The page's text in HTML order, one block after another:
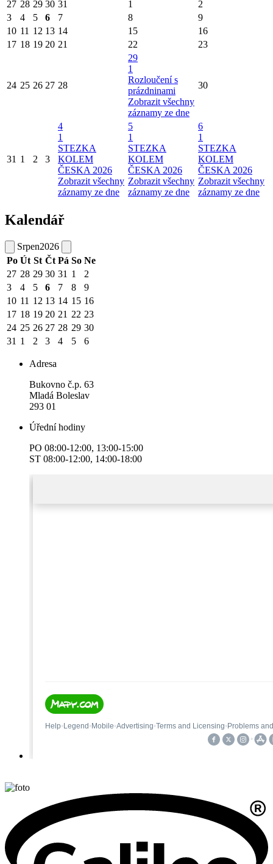
27 28 29 30 31 1
2
3
4 5 6 7 8
9
10 11 12 13 14 15
16
17 18 19 20 21 22 23
24 25 26 27 28
29
1
Rozloučení s
prázdninami
Zobrazit všechny
záznamy ze dne
30
31 1 2 3
4
1
STEZKA
KOLEM
ČESKA 2026
Zobrazit všechny
záznamy ze dne
5
1
STEZKA
KOLEM
ČESKA 2026
Zobrazit všechny
záznamy ze dne
6
1
STEZKA
KOLEM
ČESKA 2026
Zobrazit všechny
záznamy ze dne
Kalendář
Srpen2026
Po Út St Čt Pá So Ne
27 28 29 30 31 1
2
3
4 5 6 7 8
9
10 11 12 13 14 15 16
17 18 19 20 21 22 23
24 25 26 27 28 29 30
31 1 2 3 4 5 6
Adresa
Bukovno č.p. 63
Mladá Boleslav
293 01
Úřední hodiny
PO 08:00-12:00, 13:00-15:00
ST 08:00-12:00, 14:00-18:00